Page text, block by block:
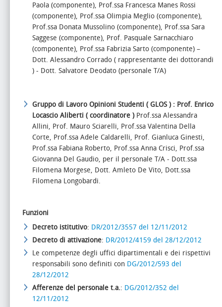
Paola (componente), Prof.ssa Francesca Manes Rossi
(componente), Prof.ssa Olimpia Meglio (componente),
Prof.ssa Donata Mussolino (componente), Prof.ssa Sara
Saggese (componente), Prof. Pasquale Sarnacchiaro
(componente), Prof.ssa Fabrizia Sarto (componente) –
Dott. Alessandro Corrado ( rappresentante dei dottorandi
) - Dott. Salvatore Deodato (personale T/A)
Gruppo di Lavoro Opinioni Studenti ( GLOS ) : Prof. Enrico
Locascio Aliberti ( coordinatore ) Prof.ssa Alessandra
Allini, Prof. Mauro Sciarelli, Prof.ssa Valentina Della
Corte, Prof.ssa Adele Caldarelli, Prof. Gianluca Ginesti,
Prof.ssa Fabiana Roberto, Prof.ssa Anna Crisci, Prof.ssa
Giovanna Del Gaudio, per il personale T/A - Dott.ssa
Filomena Morgese, Dott. Amleto De Vito, Dott.ssa
Filomena Longobardi.
​Funzioni
Decreto istitutivo: DR/2012/3557 del 12/11/2012
Decreto di attivazione: DR/2012/4159 del 28/12/2012
Le competenze degli uffici dipartimentali e dei rispettivi
responsabili sono definiti con DG/2012/593 del
28/12/2012
Afferenze del personale t.a.: DG/2012/352 del
12/11/2012